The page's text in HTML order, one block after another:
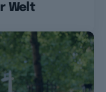
Welt